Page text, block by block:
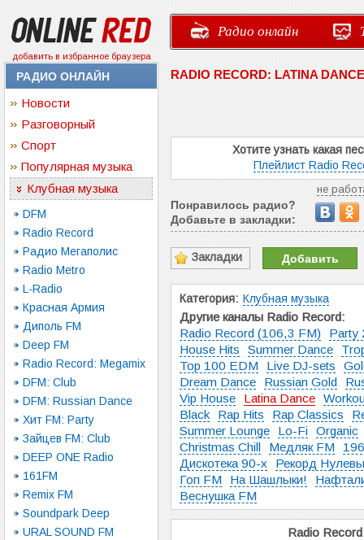
добавить в избранное браузера
Радио онлайн
РАДИО ОНЛАЙН
Новости
Разговорный
Спорт
Популярная музыка
Клубная музыка
DFM
Radio Record
Радио Мегаполис
Radio Metro
L-Radio
Красная Армия
Диполь FM
Deep FM
Radio Record: Megamix
DFM: Club
DFM: Russian Dance
Хит FM: Party
Зайцев FM: Club
DEEP ONE Radio
161FM
Remix FM
Soundpark Deep
URAL SOUND FM
RADIO RECORD: LATINA
Хотите узнать какая
Плейлист Radio
не
Понравилось радио?
Добавьте в закладки:
Закладки Добавить
Категория: Клубная музыка
Другие каналы Radio Record:
Radio Record (106,3 FM)
Party
House Hits
Summer Dance
Top 100 EDM
Live DJ-sets
Dream Dance
Russian Gold
Vip House
Latina Dance
Black
Rap Hits Rap Classics
Summer Lounge
Lo-Fi Organic
Christmas Chill
Медляк FM
Дискотека 90-х
Рекорд
Гоп FM
На Шашлыки!
Веснушка FM
Radio